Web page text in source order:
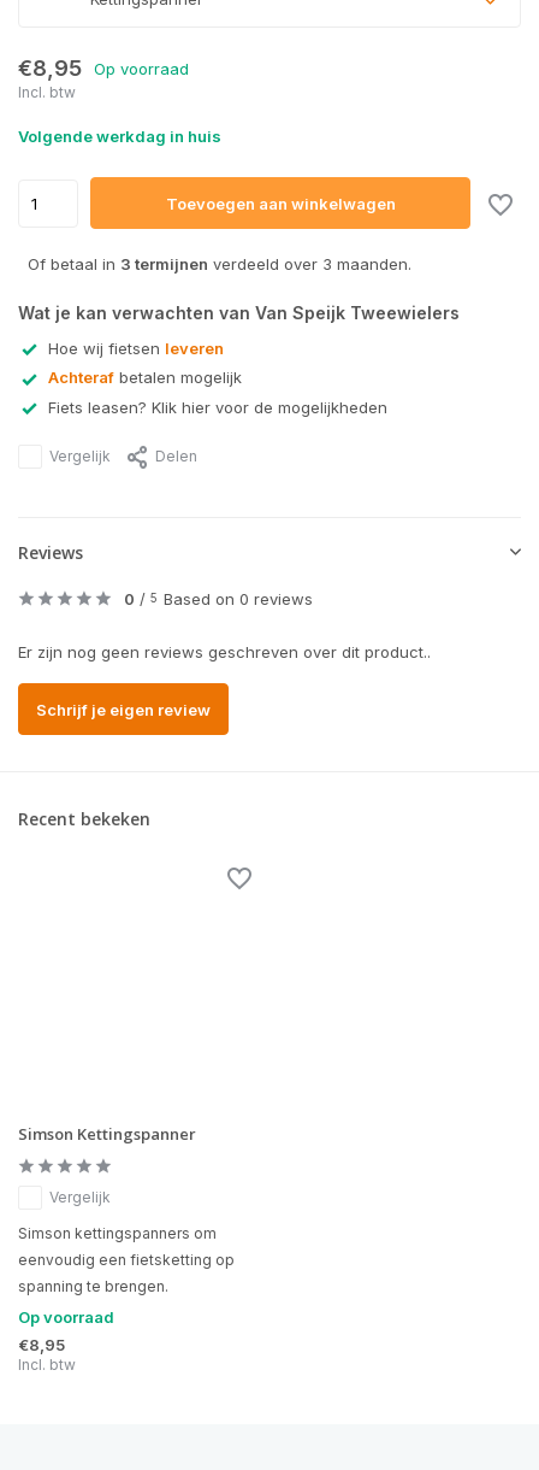
€8,95 Op voorraad
Incl. btw
Volgende werkdag in huis
Toevoegen aan winkelwagen
Of betaal in 3 termijnen verdeeld over 3 maanden.
Wat je kan verwachten van Van Speijk Tweewielers
Hoe wij fietsen leveren
Achteraf betalen mogelijk
Fiets leasen? Klik hier voor de mogelijkheden
Vergelijk Delen
Reviews
0 / 5 Based on 0 reviews
Er zijn nog geen reviews geschreven over dit product..
Schrijf je eigen review
Recent bekeken
Simson Kettingspanner
Vergelijk
Simson kettingspanners om
eenvoudig een fietsketting op
spanning te brengen.
Op voorraad
€8,95
Incl. btw